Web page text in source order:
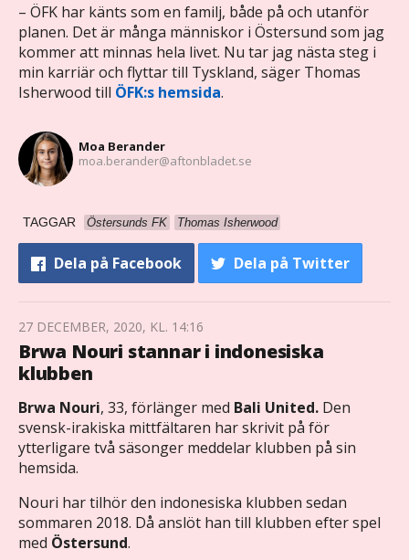
– ÖFK har känts som en familj, både på och utanför
planen. Det är många människor i Östersund som jag
kommer att minnas hela livet. Nu tar jag nästa steg i
min karriär och flyttar till Tyskland, säger Thomas
Isherwood till ÖFK:s hemsida.
Moa Berander
moa.berander@aftonbladet.se
TAGGAR Östersunds FK Thomas Isherwood
Dela på Facebook Dela på Twitter
27 DECEMBER, 2020, KL. 14:16
Brwa Nouri stannar i indonesiska
klubben
Brwa Nouri, 33, förlänger med Bali United. Den
svensk-irakiska mittfältaren har skrivit på för
ytterligare två säsonger meddelar klubben på sin
hemsida.
Nouri har tilhör den indonesiska klubben sedan
sommaren 2018. Då anslöt han till klubben efter spel
med Östersund.